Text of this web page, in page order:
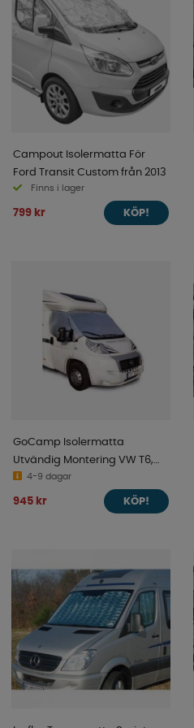
Campout Isolermatta För
Ford Transit Custom från 2013
Finns i lager
799 kr KÖP!
GoCamp Isolermatta
Utvändig Montering VW T6,
T6.1 CARAVELLE
4-9 dagar
945 kr KÖP!